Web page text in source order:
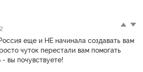
еще и НЕ начинала создавать вам
чуток перестали вам помогать
вы почувствуете!